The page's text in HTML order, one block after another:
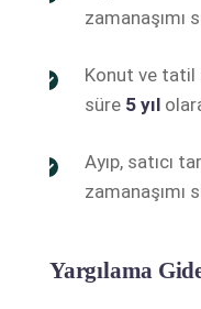
zamanaşımı
Konut ve tatil
süre 5 yıl
Ayıp, satıcı
zamanaşımı
Yargılama